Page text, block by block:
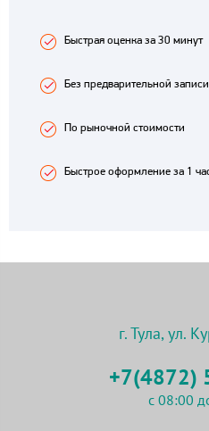
Быстрая оценка за 30 минут
Без предварительной записи
По рыночной стоимости
Быстрое оформление за 1
г. Тула, ул.
+7(4872)
с 08:00